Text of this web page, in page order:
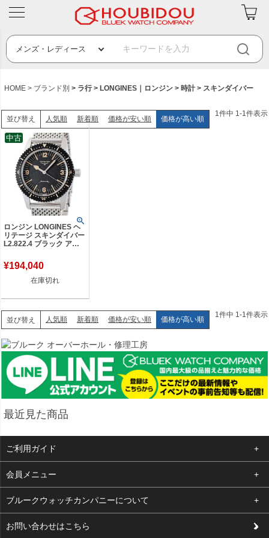
HOME ブランド別 ラ行 LONGINES｜ロンジン 時計 スキンダイバー
並び替え 人気順 新着順 価格が安い順 価格が高い順
1件中 1-1件表示
ロンジン LONGINES ヘ
リテージ スキンダイバー
L2.822.4 ブラック アラ
ゼル 復刻 メンズ 腕時計
自動巻き ブラック 【中
¥194,040
在庫切れ
中古
並び替え 人気順 新着順 価格が安い順 価格が高い順
1 件中 1 -1 件表示
最近見た商品
ご利用ガイド
よくある質問
支払い・送料
修理依頼
会員メニュー
ログイン
お気に入り
ブルークウォッチカンパニーについて
会社概要
お問い合わせはこちら